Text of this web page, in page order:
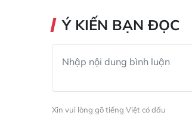
Ý KIẾN BẠN ĐỌC
Xin vui lòng gõ tiếng Việt có dấu